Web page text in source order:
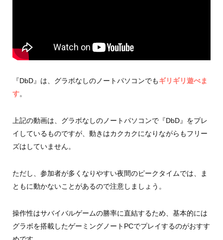
『DbD』は、グラボなしのノートパソコンでもギリギリ遊べま
す。
上記の動画は、グラボなしのノートパソコンで『DbD』をプレ
イしているものですが、動きはカクカクになりながらもフリー
ズはしていません。
ただし、参加者が多くなりやすい夜間のピークタイムでは、ま
ともに動かないことがあるので注意しましょう。
操作性はサバイバルゲームの勝率に直結するため、基本的には
グラボを搭載したゲーミングノートPCでプレイするのがおすす